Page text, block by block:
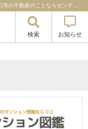
マンションカタログ｜購入・売り物件、売却査定・相場・売却価格｜川口市の不動産のことならセンチュリー21ベストパートナー
検索 お知らせ